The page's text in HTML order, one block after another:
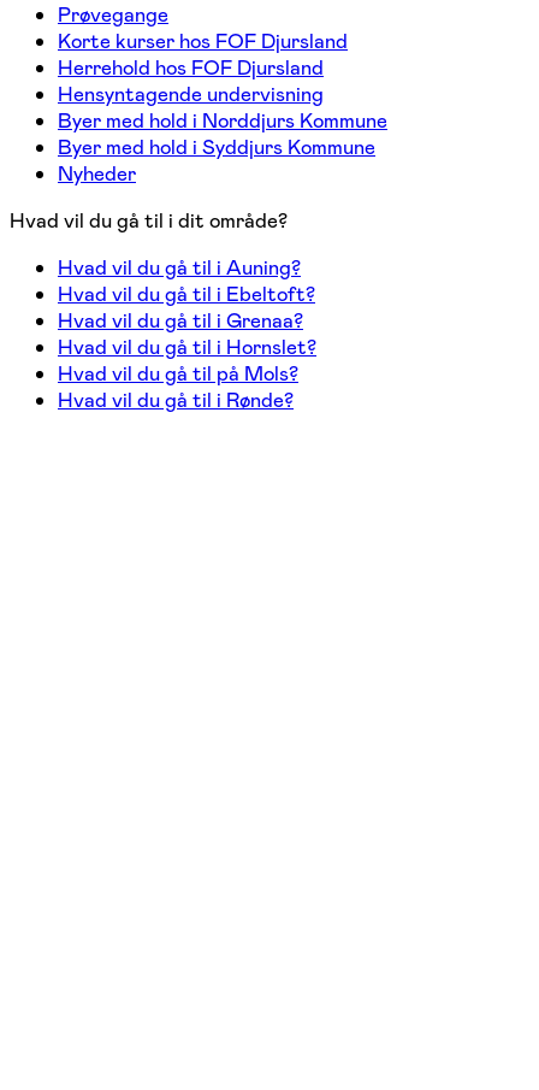
Prøvegange
Korte kurser hos FOF Djursland
Herrehold hos FOF Djursland
Hensyntagende undervisning
Byer med hold i Norddjurs Kommune
Byer med hold i Syddjurs Kommune
Nyheder
Hvad vil du gå til i dit område?
Hvad vil du gå til i Auning?
Hvad vil du gå til i Ebeltoft?
Hvad vil du gå til i Grenaa?
Hvad vil du gå til i Hornslet?
Hvad vil du gå til på Mols?
Hvad vil du gå til i Rønde?